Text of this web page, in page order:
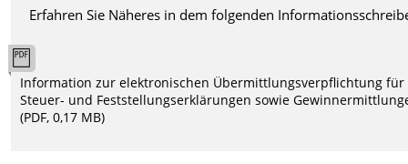
Erfahren Sie Näheres in dem folgenden
Information zur elektronischen Übermittlungsverpflichtung für
Steuer- und Feststellungserklärungen sowie
(PDF, 0,17 MB)